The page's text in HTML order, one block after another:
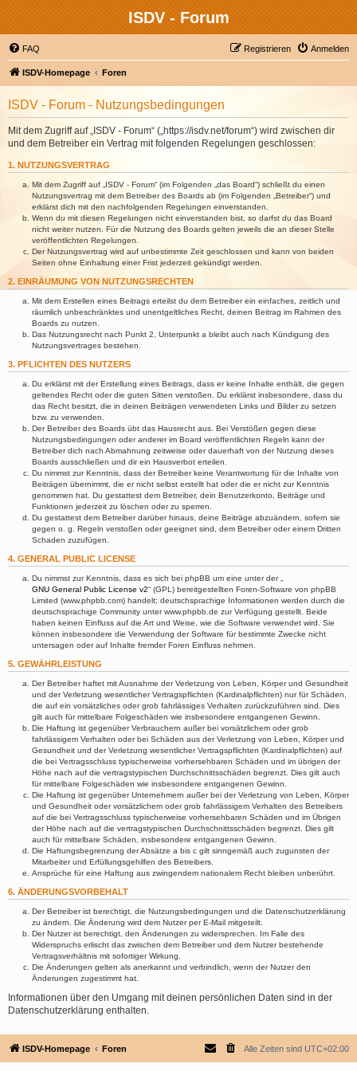
ISDV - Forum
FAQ Anmelden
Registrieren
ISDV-Homepage Foren
ISDV - Forum - Nutzungsbedingungen
Mit dem Zugriff auf „ISDV - Forum“ („https://isdv.net/forum“) wird zwischen dir
und dem Betreiber ein Vertrag mit folgenden Regelungen geschlossen:
1. NUTZUNGSVERTRAG
Mit dem Zugriff auf „ISDV - Forum“ (im Folgenden „das Board“) schließt du einen
Nutzungsvertrag mit dem Betreiber des Boards ab (im Folgenden „Betreiber“) und
erklärst dich mit den nachfolgenden Regelungen einverstanden.
Wenn du mit diesen Regelungen nicht einverstanden bist, so darfst du das Board
nicht weiter nutzen. Für die Nutzung des Boards gelten jeweils die an dieser Stelle
veröffentlichten Regelungen.
Der Nutzungsvertrag wird auf unbestimmte Zeit geschlossen und kann von beiden
Seiten ohne Einhaltung einer Frist jederzeit gekündigt werden.
2. EINRÄUMUNG VON NUTZUNGSRECHTEN
Mit dem Erstellen eines Beitrags erteilst du dem Betreiber ein einfaches, zeitlich und
räumlich unbeschränktes und unentgeltliches Recht, deinen Beitrag im Rahmen des
Boards zu nutzen.
Das Nutzungsrecht nach Punkt 2, Unterpunkt a bleibt auch nach Kündigung des
Nutzungsvertrages bestehen.
3. PFLICHTEN DES NUTZERS
Du erklärst mit der Erstellung eines Beitrags, dass er keine Inhalte enthält, die gegen
geltendes Recht oder die guten Sitten verstoßen. Du erklärst insbesondere, dass du
das Recht besitzt, die in deinen Beiträgen verwendeten Links und Bilder zu setzen
bzw. zu verwenden.
Der Betreiber des Boards übt das Hausrecht aus. Bei Verstößen gegen diese
Nutzungsbedingungen oder anderer im Board veröffentlichten Regeln kann der
Betreiber dich nach Abmahnung zeitweise oder dauerhaft von der Nutzung dieses
Boards ausschließen und dir ein Hausverbot erteilen.
Du nimmst zur Kenntnis, dass der Betreiber keine Verantwortung für die Inhalte von
Beiträgen übernimmt, die er nicht selbst erstellt hat oder die er nicht zur Kenntnis
genommen hat. Du gestattest dem Betreiber, dein Benutzerkonto, Beiträge und
Funktionen jederzeit zu löschen oder zu sperren.
Du gestattest dem Betreiber darüber hinaus, deine Beiträge abzuändern, sofern sie
gegen o. g. Regeln verstoßen oder geeignet sind, dem Betreiber oder einem Dritten
Schaden zuzufügen.
4. GENERAL PUBLIC LICENSE
Du nimmst zur Kenntnis, dass es sich bei phpBB um eine unter der „
GNU General Public License v2“ (GPL) bereitgestellten Foren-Software von phpBB
Limited (www.phpbb.com) handelt; deutschsprachige Informationen werden durch die
deutschsprachige Community unter www.phpbb.de zur Verfügung gestellt. Beide
haben keinen Einfluss auf die Art und Weise, wie die Software verwendet wird. Sie
können insbesondere die Verwendung der Software für bestimmte Zwecke nicht
untersagen oder auf Inhalte fremder Foren Einfluss nehmen.
5. GEWÄHRLEISTUNG
Der Betreiber haftet mit Ausnahme der Verletzung von Leben, Körper und Gesundheit
und der Verletzung wesentlicher Vertragspflichten (Kardinalpflichten) nur für Schäden,
die auf ein vorsätzliches oder grob fahrlässiges Verhalten zurückzuführen sind. Dies
gilt auch für mittelbare Folgeschäden wie insbesondere entgangenen Gewinn.
Die Haftung ist gegenüber Verbrauchern außer bei vorsätzlichem oder grob
fahrlässigem Verhalten oder bei Schäden aus der Verletzung von Leben, Körper und
Gesundheit und der Verletzung wesentlicher Vertragspflichten (Kardinalpflichten) auf
die bei Vertragsschluss typischerweise vorhersehbaren Schäden und im übrigen der
Höhe nach auf die vertragstypischen Durchschnittsschäden begrenzt. Dies gilt auch
für mittelbare Folgeschäden wie insbesondere entgangenen Gewinn.
Die Haftung ist gegenüber Unternehmern außer bei der Verletzung von Leben, Körper
und Gesundheit oder vorsätzlichem oder grob fahrlässigem Verhalten des Betreibers
auf die bei Vertragsschluss typischerweise vorhersehbaren Schäden und im Übrigen
der Höhe nach auf die vertragstypischen Durchschnittsschäden begrenzt. Dies gilt
auch für mittelbare Schäden, insbesondere entgangenen Gewinn.
Die Haftungsbegrenzung der Absätze a bis c gilt sinngemäß auch zugunsten der
Mitarbeiter und Erfüllungsgehilfen des Betreibers.
Ansprüche für eine Haftung aus zwingendem nationalem Recht bleiben unberührt.
6. ÄNDERUNGSVORBEHALT
Der Betreiber ist berechtigt, die Nutzungsbedingungen und die Datenschutzerklärung
zu ändern. Die Änderung wird dem Nutzer per E-Mail mitgeteilt.
Der Nutzer ist berechtigt, den Änderungen zu widersprechen. Im Falle des
Widerspruchs erlischt das zwischen dem Betreiber und dem Nutzer bestehende
Vertragsverhältnis mit sofortiger Wirkung.
Die Änderungen gelten als anerkannt und verbindlich, wenn der Nutzer den
Änderungen zugestimmt hat.
Informationen über den Umgang mit deinen persönlichen Daten sind in der
Datenschutzerklärung enthalten.
ISDV-Homepage Foren Alle Zeiten sind UTC+02:00